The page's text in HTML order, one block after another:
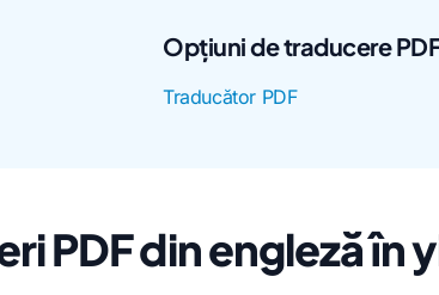
Opțiuni de traducere
Traducător PDF
PDF din engleză în